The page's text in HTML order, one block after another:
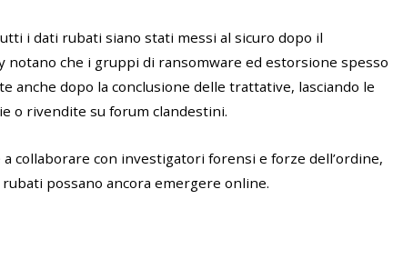
i dati rubati siano stati messi al sicuro dopo il
notano che i gruppi di ransomware ed estorsione spesso
anche dopo la conclusione delle trattative, lasciando le
o rivendite su forum clandestini.
collaborare con investigatori forensi e forze dell’ordine,
possano ancora emergere online.